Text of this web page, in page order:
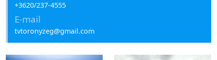
+3620/237-4555
E-mail
tvtoronyzeg@gmail.com